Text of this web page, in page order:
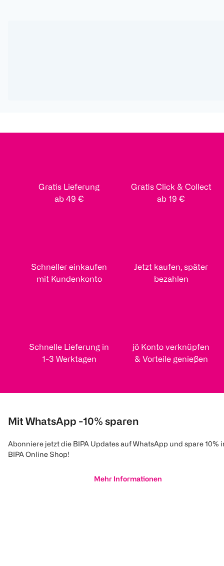
Gratis Lieferung
ab 49 €
Gratis Click & Collect
ab 19 €
Schneller einkaufen
mit Kundenkonto
Jetzt kaufen, später
bezahlen
Schnelle Lieferung in
1-3 Werktagen
jö Konto verknüpfen
& Vorteile genießen
Mit WhatsApp -10% sparen
Abonniere jetzt die BIPA Updates auf WhatsApp und spare 10%
BIPA Online Shop!
Mehr Informationen